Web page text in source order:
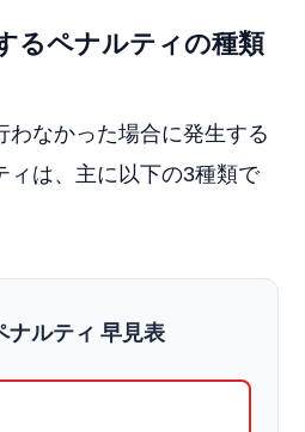
るペナルティの種類
わなかった場合に発生する
ィは、主に以下の3種類で
ナルティ 早見表